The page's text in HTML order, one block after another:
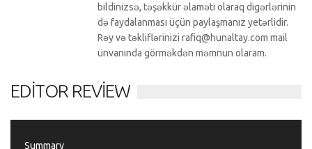
bildinizsə, təşəkkür əlaməti olaraq digərlərinin
də faydalanması üçün paylaşmanız yetərlidir.
Rəy və təkliflərinizi rafiq@hunaltay.com mail
ünvanında görməkdən məmnun olaram.
EDITOR REVIEW
Summary